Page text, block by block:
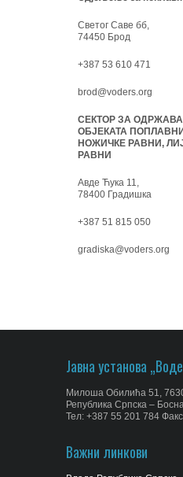
Светог Саве бб,
74450 Брод
+387 53 610 471
brod@voders.org
СЕКТОР ЗА
ОБЈЕКАТА
НОЖИЧКЕ РАВНИ,
РАВНИ
Авде Ћука 11,
78400 Градишка
+387 51 815 050
gradiska@voders.org
Јавна установа
Милоша Обилића 51,
Република Српска –
Тел: +387 55 201 784
Важни линкови